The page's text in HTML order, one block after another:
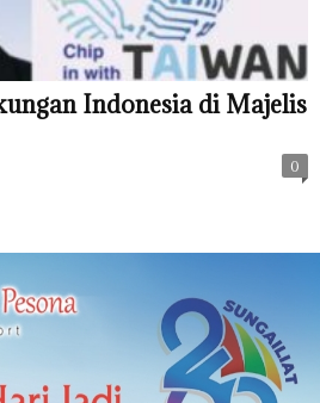
Indonesia di Majelis
0